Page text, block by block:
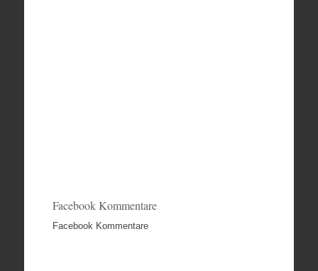
Facebook Kommentare
Facebook Kommentare